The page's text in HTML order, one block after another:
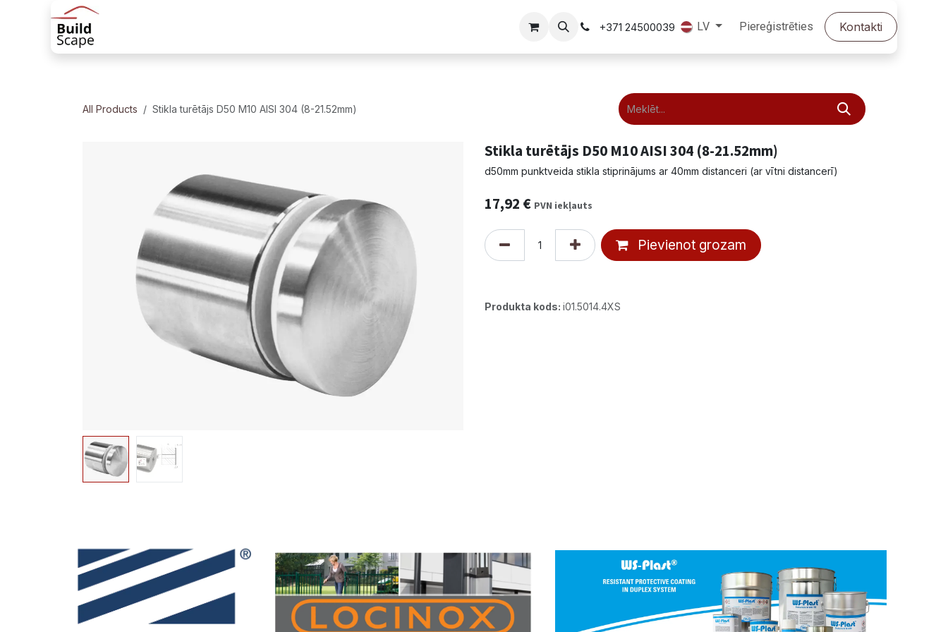
Skip to Content
+371 24500039 LV Piereģistrēties Kontakti
All Products Stikla turētājs D50 M10 AISI 304 (8-21.52mm)
Stikla turētājs D50 M10 AISI 304 (8-21.52mm)
d50mm punktveida stikla stiprinājums ar 40mm distanceri (ar vītni distancerī)
17,92 € PVN iekļauts
Pievienot grozam
Produkta kods: i01.5014.4XS